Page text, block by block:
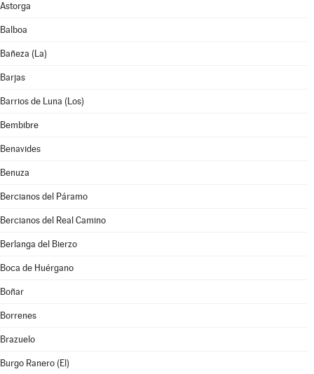
Astorga
Balboa
Bañeza (La)
Barjas
Barrios de Luna (Los)
Bembibre
Benavides
Benuza
Bercianos del Páramo
Bercianos del Real Camino
Berlanga del Bierzo
Boca de Huérgano
Boñar
Borrenes
Brazuelo
Burgo Ranero (El)